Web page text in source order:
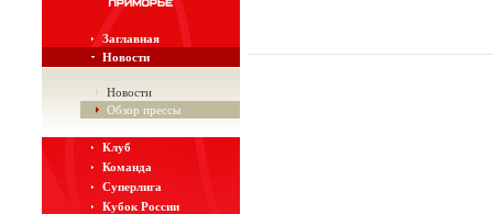
Заглавная
Новости
Новости
Обзор прессы
Клуб
Команда
Суперлига
Кубок России